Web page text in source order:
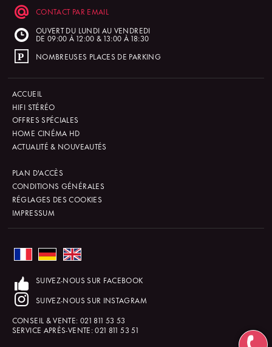
CONTACT PAR EMAIL
OUVERT DU LUNDI AU VENDREDI
DE 09:00 À 12:00 & 13:00 À 18:30
NOMBREUSES PLACES DE PARKING
ACCUEIL
HIFI STÉRÉO
OFFRES SPÉCIALES
HOME CINÉMA HD
ACTUALITÉ & NOUVEAUTÉS
PLAN D'ACCÈS
CONDITIONS GÉNÉRALES
RÉGLAGES DES COOKIES
IMPRESSUM
SUIVEZ-NOUS SUR FACEBOOK
SUIVEZ-NOUS SUR INSTAGRAM
CONSEIL & VENTE: 021 811 53 53
SERVICE APRÈS-VENTE:021 811 53 51